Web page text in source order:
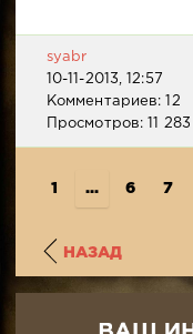
syabr
10-11-2013, 12:57
Комментариев: 12
Просмотров: 11 283
1 ... 6 7
НАЗАД